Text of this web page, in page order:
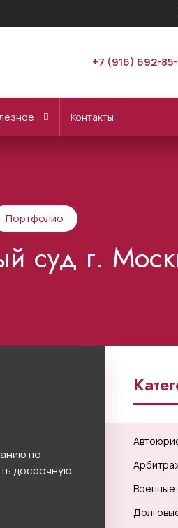
+7 (916) 692-
Контакты
Портфолио
суд г.
по
досрочную
Военные